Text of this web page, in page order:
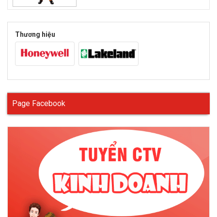
Quần áo bảo hộ chống hóa chất của công nhân
Với các đặc tính độc hại khác nhau, hàng nghìn sản phẩm hóa
chất được sử dụng trên khắp thế giới. Trong những thập kỷ
trước, ngành công nghiệp hóa chất đã được trải nghiệm với
mức độ kiểm soát thường xuyên ngày càng tăng, nhằm đảm
bảo rằng các hóa chất được sử dụng / giải phóng / thải bỏ bởi
một ngành công nghiệp không gây ra bất kỳ mối nguy hiểm nào
đối với sức khỏe con người hoặc môi trường.
Thương hiệu
Page Facebook